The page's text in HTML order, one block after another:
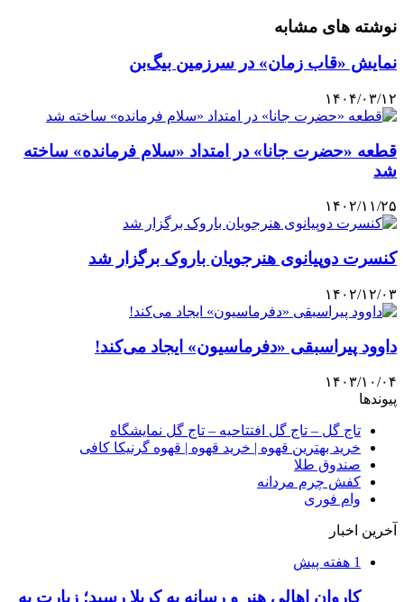
نوشته های مشابه
نمایش «قاب زمان» در سرزمین بیگ‌بن
۱۴۰۴/۰۳/۱۲
قطعه «حضرت جانا» در امتداد «سلام فرمانده» ساخته
شد
۱۴۰۲/۱۱/۲۵
کنسرت دوپیانوی هنرجویان باروک برگزار شد
۱۴۰۲/۱۲/۰۳
داوود پیراسبقی «دفرماسیون» ایجاد می‌کند!
۱۴۰۳/۱۰/۰۴
پیوندها
تاج گل – تاج گل افتتاحیه – تاج گل نمایشگاه
خرید بهترین قهوه | خرید قهوه | قهوه گرنیکا کافی
صندوق طلا
کفش چرم مردانه
وام فوری
آخرین اخبار
1 هفته پیش
کاروان اهالی هنر و رسانه به کربلا رسید؛ زیارت به